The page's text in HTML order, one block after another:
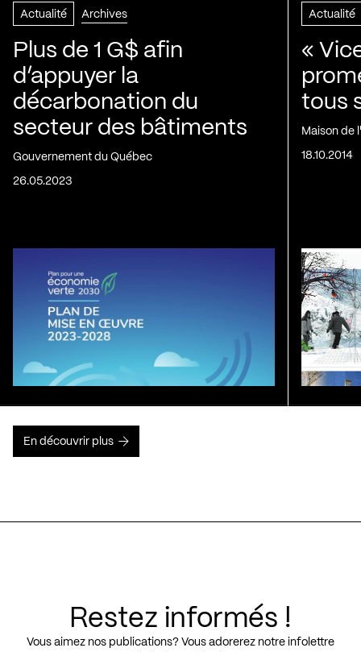
Actualité Archives
Plus de 1 G$ afin
d’appuyer la
décarbonation du
secteur des bâtiments
Gouvernement du Québec
26.05.2023
Actualité
«
tous
Maison de
18.10.2014
En découvrir plus
Restez informés !
Vous aimez nos publications? Vous adorerez notre infolettre